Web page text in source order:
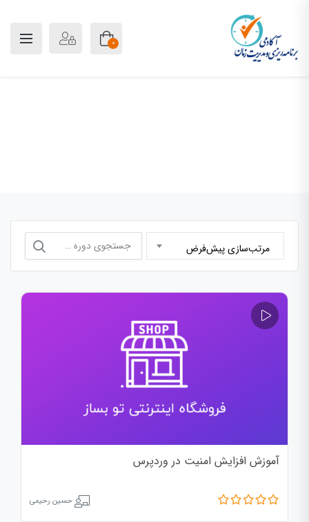
0
مرتب‌سازی پیش‌فرض
جستجو
برای:
آموزش افزایش امنیت در وردپرس
حسین رحیمی